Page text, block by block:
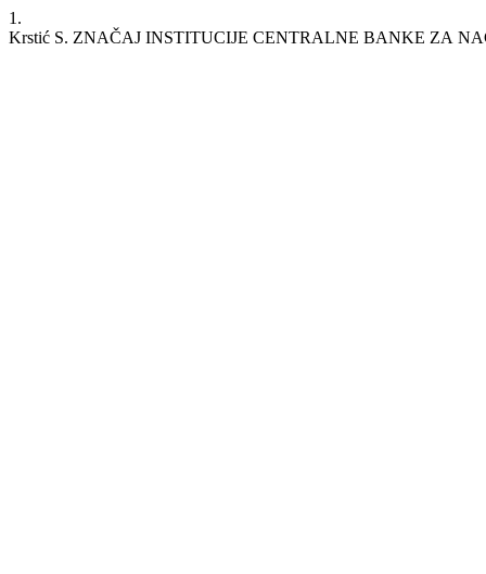
1.
Krstić S. ZNАČАJ INSTITUCIJЕ CЕNTRАLNЕ BАNKЕ ZА